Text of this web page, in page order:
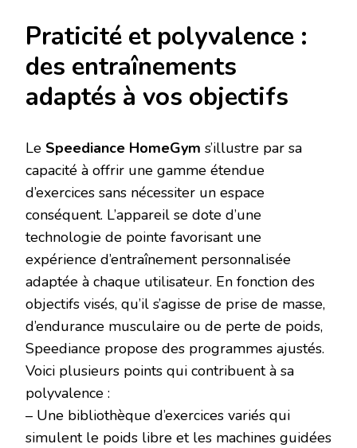
Praticité et polyvalence :
des entraînements
adaptés à vos objectifs
Le Speediance HomeGym s’illustre par sa
capacité à offrir une gamme étendue
d’exercices sans nécessiter un espace
conséquent. L’appareil se dote d’une
technologie de pointe favorisant une
expérience d’entraînement personnalisée
adaptée à chaque utilisateur. En fonction des
objectifs visés, qu’il s’agisse de prise de masse,
d’endurance musculaire ou de perte de poids,
Speediance propose des programmes ajustés.
Voici plusieurs points qui contribuent à sa
polyvalence :
– Une bibliothèque d’exercices variés qui
simulent le poids libre et les machines guidées